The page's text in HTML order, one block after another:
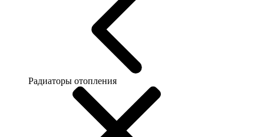
Радиаторы отопления